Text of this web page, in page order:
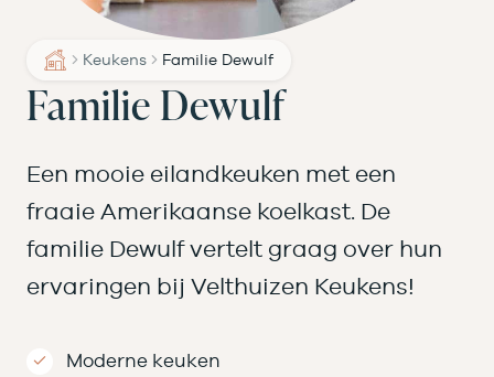
Keukens Familie Dewulf
Familie Dewulf
Een mooie eilandkeuken met een
fraaie Amerikaanse koelkast. De
familie Dewulf vertelt graag over hun
ervaringen bij Velthuizen Keukens!
Moderne keuken